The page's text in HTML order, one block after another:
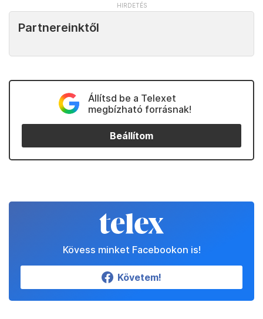
Partnereinktől
Állítsd be a Telexet
megbízható forrásnak!
Beállítom
Kövess minket Facebookon is!
Követem!